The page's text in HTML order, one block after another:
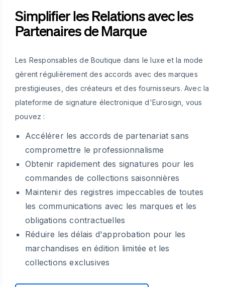
Simplifier les Relations avec les
Partenaires de Marque
Les Responsables de Boutique dans le luxe et la mode
gèrent régulièrement des accords avec des marques
prestigieuses, des créateurs et des fournisseurs. Avec la
plateforme de signature électronique d'Eurosign, vous
pouvez :
Accélérer les accords de partenariat sans
compromettre le professionnalisme
Obtenir rapidement des signatures pour les
commandes de collections saisonnières
Maintenir des registres impeccables de toutes
les communications avec les marques et les
obligations contractuelles
Réduire les délais d'approbation pour les
marchandises en édition limitée et les
collections exclusives